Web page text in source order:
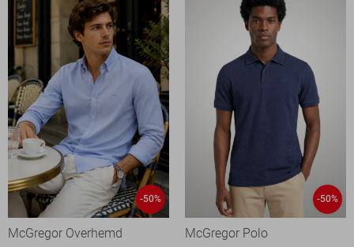
-50%
McGregor Overhemd
-50%
McGregor Polo